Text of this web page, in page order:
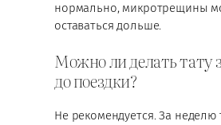
нормально, микротрещины
оставаться дольше.
Можно ли делать тату
до поездки?
Не рекомендуется. За неделю